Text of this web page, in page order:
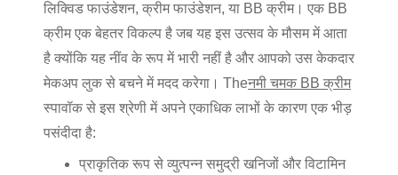
लिक्विड फाउंडेशन, क्रीम फाउंडेशन, या BB क्रीम। एक BB
क्रीम एक बेहतर विकल्प है जब यह इस उत्सव के मौसम में आता
है क्योंकि यह नींव के रूप में भारी नहीं है और आपको उस केकदार
मेकअप लुक से बचने में मदद करेगा। Theनमी चमक BB क्रीम
स्पावॉक से इस श्रेणी में अपने एकाधिक लाभों के कारण एक भीड़
पसंदीदा है:
प्राकृतिक रूप से व्युत्पन्न समुद्री खनिजों और विटामिन